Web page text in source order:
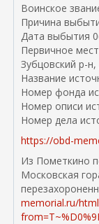
Воинское
Причина
Дата выбытия
Первичное
Зубцовский р-
Название
Номер фонда
Номер описи
Номер дела
https://obd-
Из Пометкино
Московская
memorial.ru/